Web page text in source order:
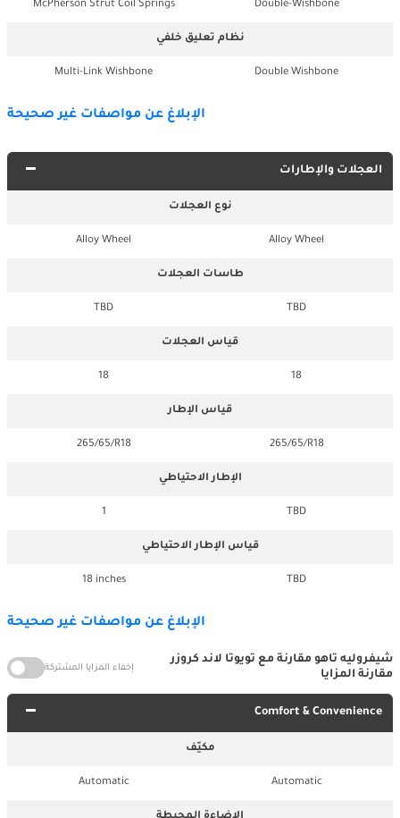
Double-Wishbone
McPherson Strut Coil Springs
نظام تعليق خلفي
Double Wishbone
Multi-Link Wishbone
الإبلاغ عن مواصفات غير صحيحة
العجلات والإطارات
نوع العجلات
Alloy Wheel
Alloy Wheel
طاسات العجلات
TBD
TBD
قياس العجلات
18
18
قياس الإطار
265/65/R18
265/65/R18
الإطار الاحتياطي
TBD
1
قياس الإطار الاحتياطي
TBD
18 inches
الإبلاغ عن مواصفات غير صحيحة
شيفروليه تاهو مقارنة مع تويوتا لاند كروزر
مقارنة المزايا
إخفاء المزايا المشتركة
Comfort & Convenience
مكيّف
Automatic
Automatic